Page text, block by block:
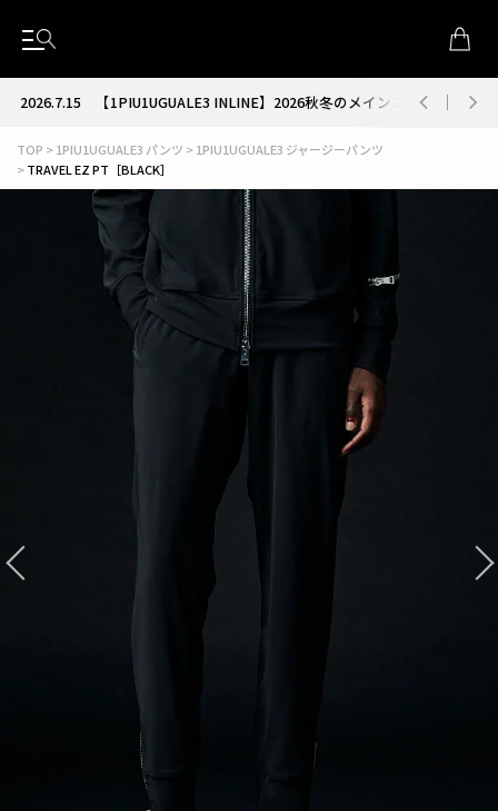
2026.7.15【1PIU1UGUALE3 INLINE】2026秋冬のメインコレクションが
TOP 1PIU1UGUALE3 パンツ
1PIU1UGUALE3 ジャージーパンツ
TRAVEL EZ PT［BLACK］